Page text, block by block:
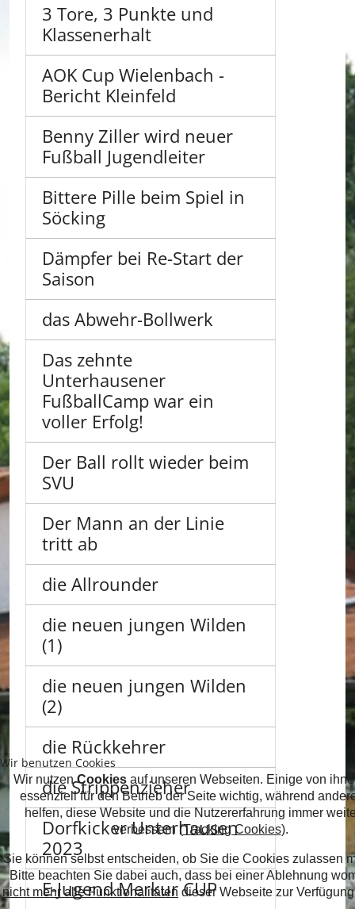
3 Tore, 3 Punkte und
Klassenerhalt
AOK Cup Wielenbach -
Bericht Kleinfeld
Benny Ziller wird neuer
Fußball Jugendleiter
Bittere Pille beim Spiel in
Söcking
Dämpfer bei Re-Start der
Saison
das Abwehr-Bollwerk
Das zehnte
Unterhausener
FußballCamp war ein
voller Erfolg!
Der Ball rollt wieder beim
SVU
Der Mann an der Linie
tritt ab
die Allrounder
die neuen jungen Wilden
(1)
die neuen jungen Wilden
(2)
die Rückkehrer
die Strippenzieher
Dorfkicker Unterhausen
2023
E-Jugend Merkur CUP
Wir benutzen Cookies
Wir nutzenCookiesauf unseren Webseiten. Einige von
essenziell für den Betrieb der Seite wichtig, während
helfen, diese Website und die Nutzererfahrung immer
verbessern (Tracking Cookies).
Sie können selbst entscheiden, ob Sie die Cookies zulassen
Bitte beachten Sie dabei auch, dass bei einer Ablehnung
nicht mehr alle Funktionalitäten dieser Webseite zur